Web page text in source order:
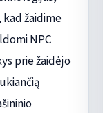
žaidime
NPC
prie žaidėjo